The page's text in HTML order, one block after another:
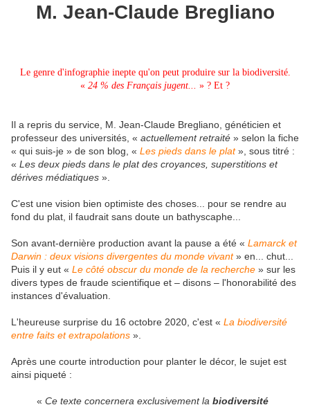
M. Jean-Claude Bregliano
Le genre d'infographie inepte qu'on peut produire sur la biodiversité.
« 24 % des Français jugent... » ? Et ?
Il a repris du service, M. Jean-Claude Bregliano, généticien et
professeur des universités, « actuellement retraité » selon la fiche
« qui suis-je » de son blog, « Les pieds dans le plat », sous titré :
« Les deux pieds dans le plat des croyances, superstitions et
dérives médiatiques ».
C'est une vision bien optimiste des choses... pour se rendre au
fond du plat, il faudrait sans doute un bathyscaphe...
Son avant-dernière production avant la pause a été « Lamarck et
Darwin : deux visions divergentes du monde vivant » en... chut...
Puis il y eut « Le côté obscur du monde de la recherche » sur les
divers types de fraude scientifique et – disons – l'honorabilité des
instances d'évaluation.
L'heureuse surprise du 16 octobre 2020, c'est « La biodiversité
entre faits et extrapolations ».
Après une courte introduction pour planter le décor, le sujet est
ainsi piqueté :
«Ce texte concernera exclusivement labiodiversité